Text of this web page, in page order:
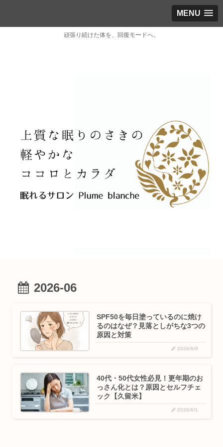
MENU
頑張り続けた体を、回復モードへ。
2026-06
SPF50を毎日塗っているのに焼け
るのはなぜ？見落としがちな3つの
原因と対策
2026/6/8
40代・50代女性必見！更年期のお
っさん化とは？原因とセルフチェ
ック【久留米】
2026/6/1